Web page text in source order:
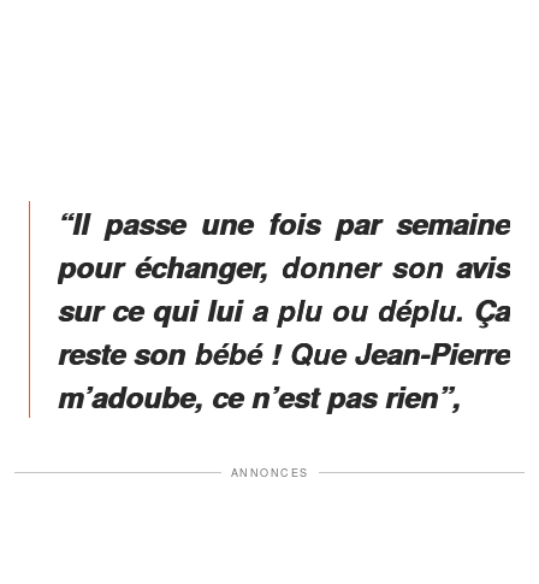
“Il passe une fois par semaine
pour échanger, donner son avis
sur ce qui lui a plu ou déplu. Ça
reste son bébé ! Que Jean-Pierre
m’adoube, ce n’est pas rien”,
ANNONCES